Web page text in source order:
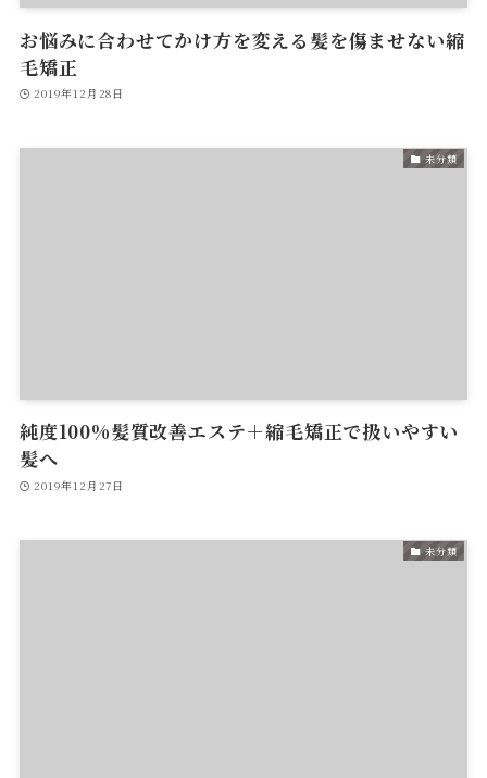
お悩みに合わせてかけ方を変える髪を傷ませない縮
毛矯正
2019年12月28日
未分類
純度100%髪質改善エステ＋縮毛矯正で扱いやすい
髪へ
2019年12月27日
未分類